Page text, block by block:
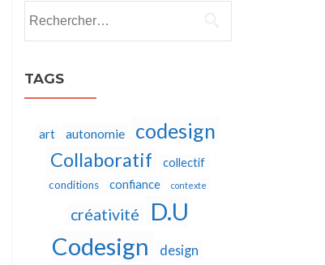
TAGS
art autonomie codesign
Collaboratif collectif
conditions confiance contexte
créativité
D.U
Codesign
design